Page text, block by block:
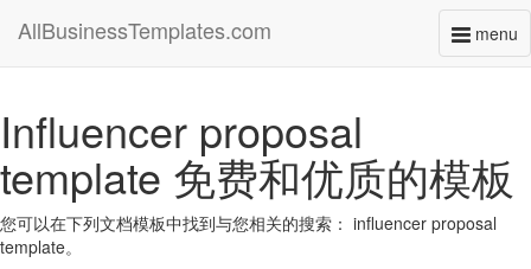
menu
AllBusinessTemplates.com
Influencer proposal
template 免费和优质的模板
您可以在下列文档模板中找到与您相关的搜索： influencer proposal
template。